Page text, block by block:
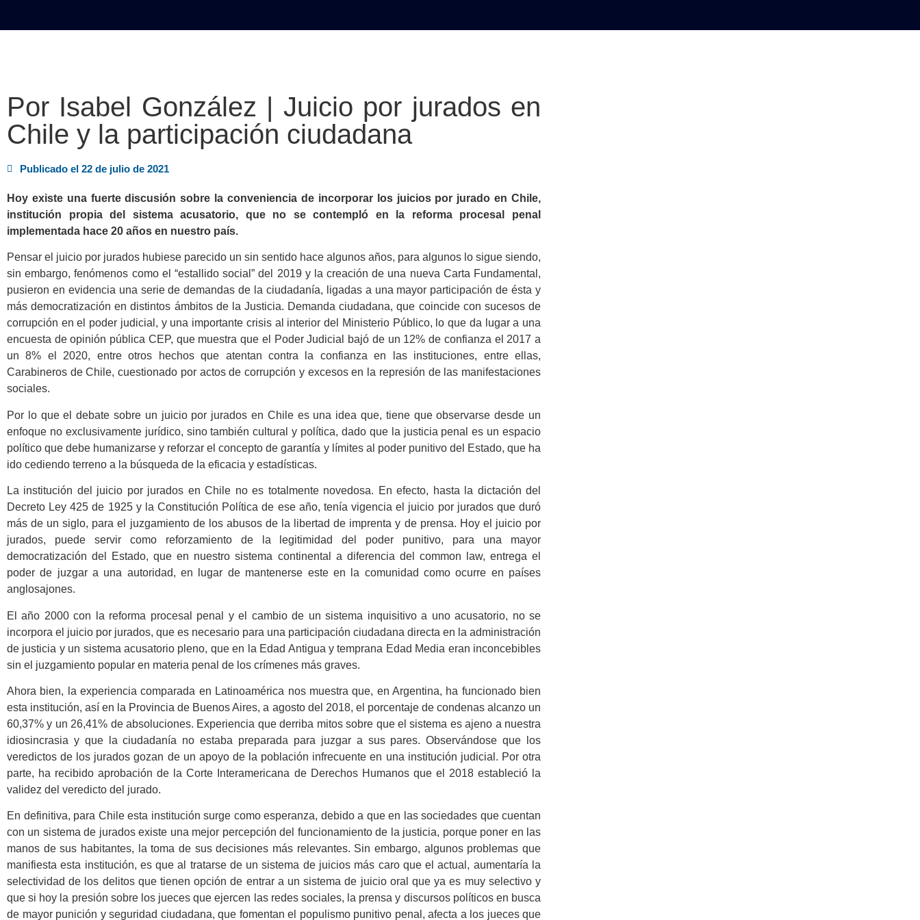
Por Isabel González | Juicio por jurados en
Chile y la participación ciudadana
Publicado el 22 de julio de 2021
Hoy existe una fuerte discusión sobre la conveniencia de incorporar los juicios por jurado en Chile,
institución propia del sistema acusatorio, que no se contempló en la reforma procesal penal
implementada hace 20 años en nuestro país.
Pensar el juicio por jurados hubiese parecido un sin sentido hace algunos años, para algunos lo sigue siendo,
sin embargo, fenómenos como el “estallido social” del 2019 y la creación de una nueva Carta Fundamental,
pusieron en evidencia una serie de demandas de la ciudadanía, ligadas a una mayor participación de ésta y
más democratización en distintos ámbitos de la Justicia. Demanda ciudadana, que coincide con sucesos de
corrupción en el poder judicial, y una importante crisis al interior del Ministerio Público, lo que da lugar a una
encuesta de opinión pública CEP, que muestra que el Poder Judicial bajó de un 12% de confianza el 2017 a
un 8% el 2020, entre otros hechos que atentan contra la confianza en las instituciones, entre ellas,
Carabineros de Chile, cuestionado por actos de corrupción y excesos en la represión de las manifestaciones
sociales.
Por lo que el debate sobre un juicio por jurados en Chile es una idea que, tiene que observarse desde un
enfoque no exclusivamente jurídico, sino también cultural y política, dado que la justicia penal es un espacio
político que debe humanizarse y reforzar el concepto de garantía y límites al poder punitivo del Estado, que ha
ido cediendo terreno a la búsqueda de la eficacia y estadísticas.
La institución del juicio por jurados en Chile no es totalmente novedosa. En efecto, hasta la dictación del
Decreto Ley 425 de 1925 y la Constitución Política de ese año, tenía vigencia el juicio por jurados que duró
más de un siglo, para el juzgamiento de los abusos de la libertad de imprenta y de prensa. Hoy el juicio por
jurados, puede servir como reforzamiento de la legitimidad del poder punitivo, para una mayor
democratización del Estado, que en nuestro sistema continental a diferencia del common law, entrega el
poder de juzgar a una autoridad, en lugar de mantenerse este en la comunidad como ocurre en países
anglosajones.
El año 2000 con la reforma procesal penal y el cambio de un sistema inquisitivo a uno acusatorio, no se
incorpora el juicio por jurados, que es necesario para una participación ciudadana directa en la administración
de justicia y un sistema acusatorio pleno, que en la Edad Antigua y temprana Edad Media eran inconcebibles
sin el juzgamiento popular en materia penal de los crímenes más graves.
Ahora bien, la experiencia comparada en Latinoamérica nos muestra que, en Argentina, ha funcionado bien
esta institución, así en la Provincia de Buenos Aires, a agosto del 2018, el porcentaje de condenas alcanzo un
60,37% y un 26,41% de absoluciones. Experiencia que derriba mitos sobre que el sistema es ajeno a nuestra
idiosincrasia y que la ciudadanía no estaba preparada para juzgar a sus pares. Observándose que los
veredictos de los jurados gozan de un apoyo de la población infrecuente en una institución judicial. Por otra
parte, ha recibido aprobación de la Corte Interamericana de Derechos Humanos que el 2018 estableció la
validez del veredicto del jurado.
En definitiva, para Chile esta institución surge como esperanza, debido a que en las sociedades que cuentan
con un sistema de jurados existe una mejor percepción del funcionamiento de la justicia, porque poner en las
manos de sus habitantes, la toma de sus decisiones más relevantes. Sin embargo, algunos problemas que
manifiesta esta institución, es que al tratarse de un sistema de juicios más caro que el actual, aumentaría la
selectividad de los delitos que tienen opción de entrar a un sistema de juicio oral que ya es muy selectivo y
que si hoy la presión sobre los jueces que ejercen las redes sociales, la prensa y discursos políticos en busca
de mayor punición y seguridad ciudadana, que fomentan el populismo punitivo penal, afecta a los jueces que